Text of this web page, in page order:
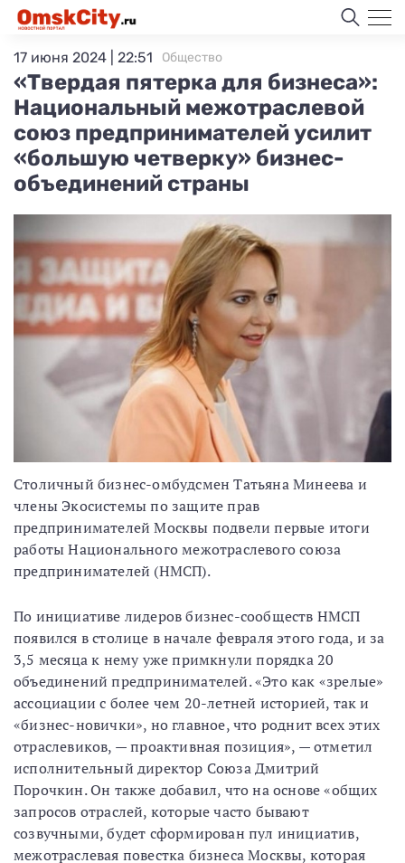
«Твердая пятерка для бизнеса»:
Национальный межотраслевой
союз предпринимателей усилит
«большую четверку» бизнес-
объединений страны
17 июня 2024 | 22:51 Общество
Столичный бизнес-омбудсмен Татьяна Минеева и
члены Экосистемы по защите прав
предпринимателей Москвы подвели первые итоги
работы Национального межотраслевого союза
предпринимателей (НМСП).
По инициативе лидеров бизнес-сообществ НМСП
появился в столице в начале февраля этого года, и за
3,5 месяца к нему уже примкнули порядка 20
объединений предпринимателей. «Это как «зрелые»
ассоциации с более чем 20-летней историей, так и
«бизнес-новички», но главное, что роднит всех этих
отраслевиков, — проактивная позиция», — отметил
исполнительный директор Союза Дмитрий
Порочкин. Он также добавил, что на основе «общих
запросов отраслей, которые часто бывают
созвучными, будет сформирован пул инициатив,
межотраслевая повестка бизнеса Москвы, которая